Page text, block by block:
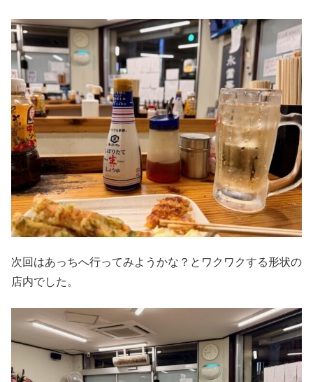
次回はあっちへ行ってみようかな？とワクワクする形状の
店内でした。